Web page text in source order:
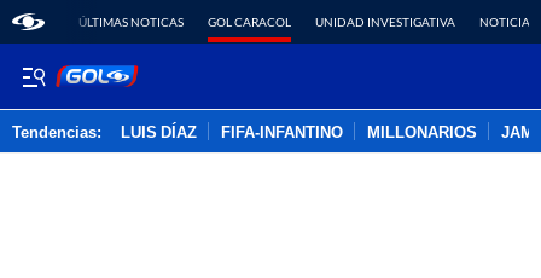
ÚLTIMAS NOTICAS GOL CARACOL UNIDAD INVESTIGATIVA NOTICIAS
Tendencias: LUIS DÍAZ FIFA-INFANTINO MILLONARIOS